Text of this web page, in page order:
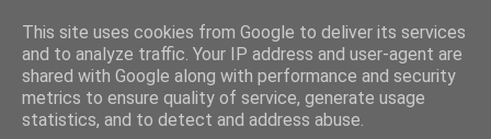
This site uses cookies from Google to deliver its services
and to analyze traffic. Your IP address and user-agent are
shared with Google along with performance and security
metrics to ensure quality of service, generate usage
statistics, and to detect and address abuse.